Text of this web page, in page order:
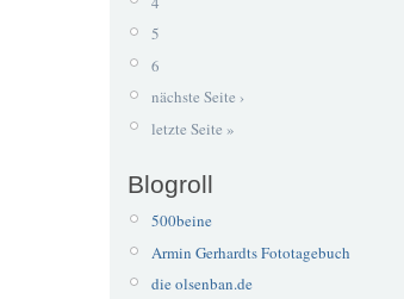
5
6
nächste Seite ›
letzte Seite »
Blogroll
500beine
Armin Gerhardts Fototagebuch
die olsenban.de